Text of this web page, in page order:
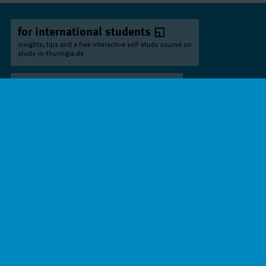
for international students
insights, tips and a free interactive self-study course on
study-in-thuringia.de